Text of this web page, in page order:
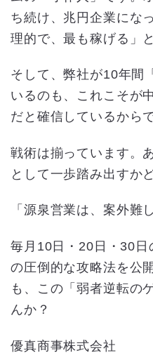
ち続け、兆円企業にな
理的で、最も稼げる」
そして、弊社が10年間
いるのも、これこそが
だと確信しているからで
戦術は揃っています。
として一歩踏み出すか
「源泉営業は、案外難
毎月10日・20日・30
の圧倒的な攻略法を公
も、この「弱者逆転の
んか？
優真商事株式会社